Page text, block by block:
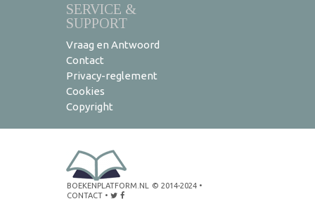
SERVICE &
SUPPORT
Vraag en Antwoord
Contact
Privacy-reglement
Cookies
Copyright
BOEKENPLATFORM.NL © 2014-2024 •
CONTACT •